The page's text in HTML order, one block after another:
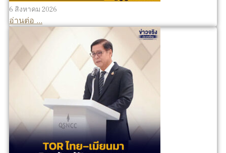
6 สิงหาคม 2026
อ่านต่อ ...